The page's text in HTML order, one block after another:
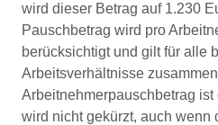
wird dieser Betrag auf 1.230
Pauschbetrag wird pro
berücksichtigt und gilt für alle
Arbeitsverhältnisse
Arbeitnehmerpauschbetrag ist
wird nicht gekürzt, auch wenn